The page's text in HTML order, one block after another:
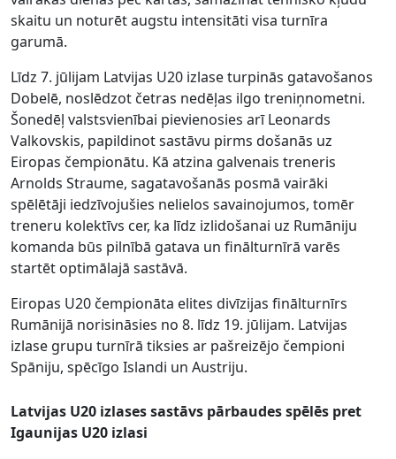
skaitu un noturēt augstu intensitāti visa turnīra
garumā.
Līdz 7. jūlijam Latvijas U20 izlase turpinās gatavošanos
Dobelē, noslēdzot četras nedēļas ilgo treniņnometni.
Šonedēļ valstsvienībai pievienosies arī Leonards
Valkovskis, papildinot sastāvu pirms došanās uz
Eiropas čempionātu. Kā atzina galvenais treneris
Arnolds Straume, sagatavošanās posmā vairāki
spēlētāji iedzīvojušies nelielos savainojumos, tomēr
treneru kolektīvs cer, ka līdz izlidošanai uz Rumāniju
komanda būs pilnībā gatava un finālturnīrā varēs
startēt optimālajā sastāvā.
Eiropas U20 čempionāta elites divīzijas finālturnīrs
Rumānijā norisināsies no 8. līdz 19. jūlijam. Latvijas
izlase grupu turnīrā tiksies ar pašreizējo čempioni
Spāniju, spēcīgo Islandi un Austriju.
Latvijas U20 izlases sastāvs pārbaudes spēlēs pret
Igaunijas U20 izlasi